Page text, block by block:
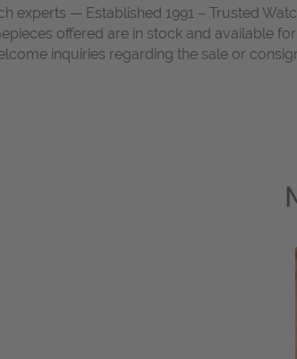
experts — Established 1991 – Trusted
offered are in stock and available
inquiries regarding the sale or